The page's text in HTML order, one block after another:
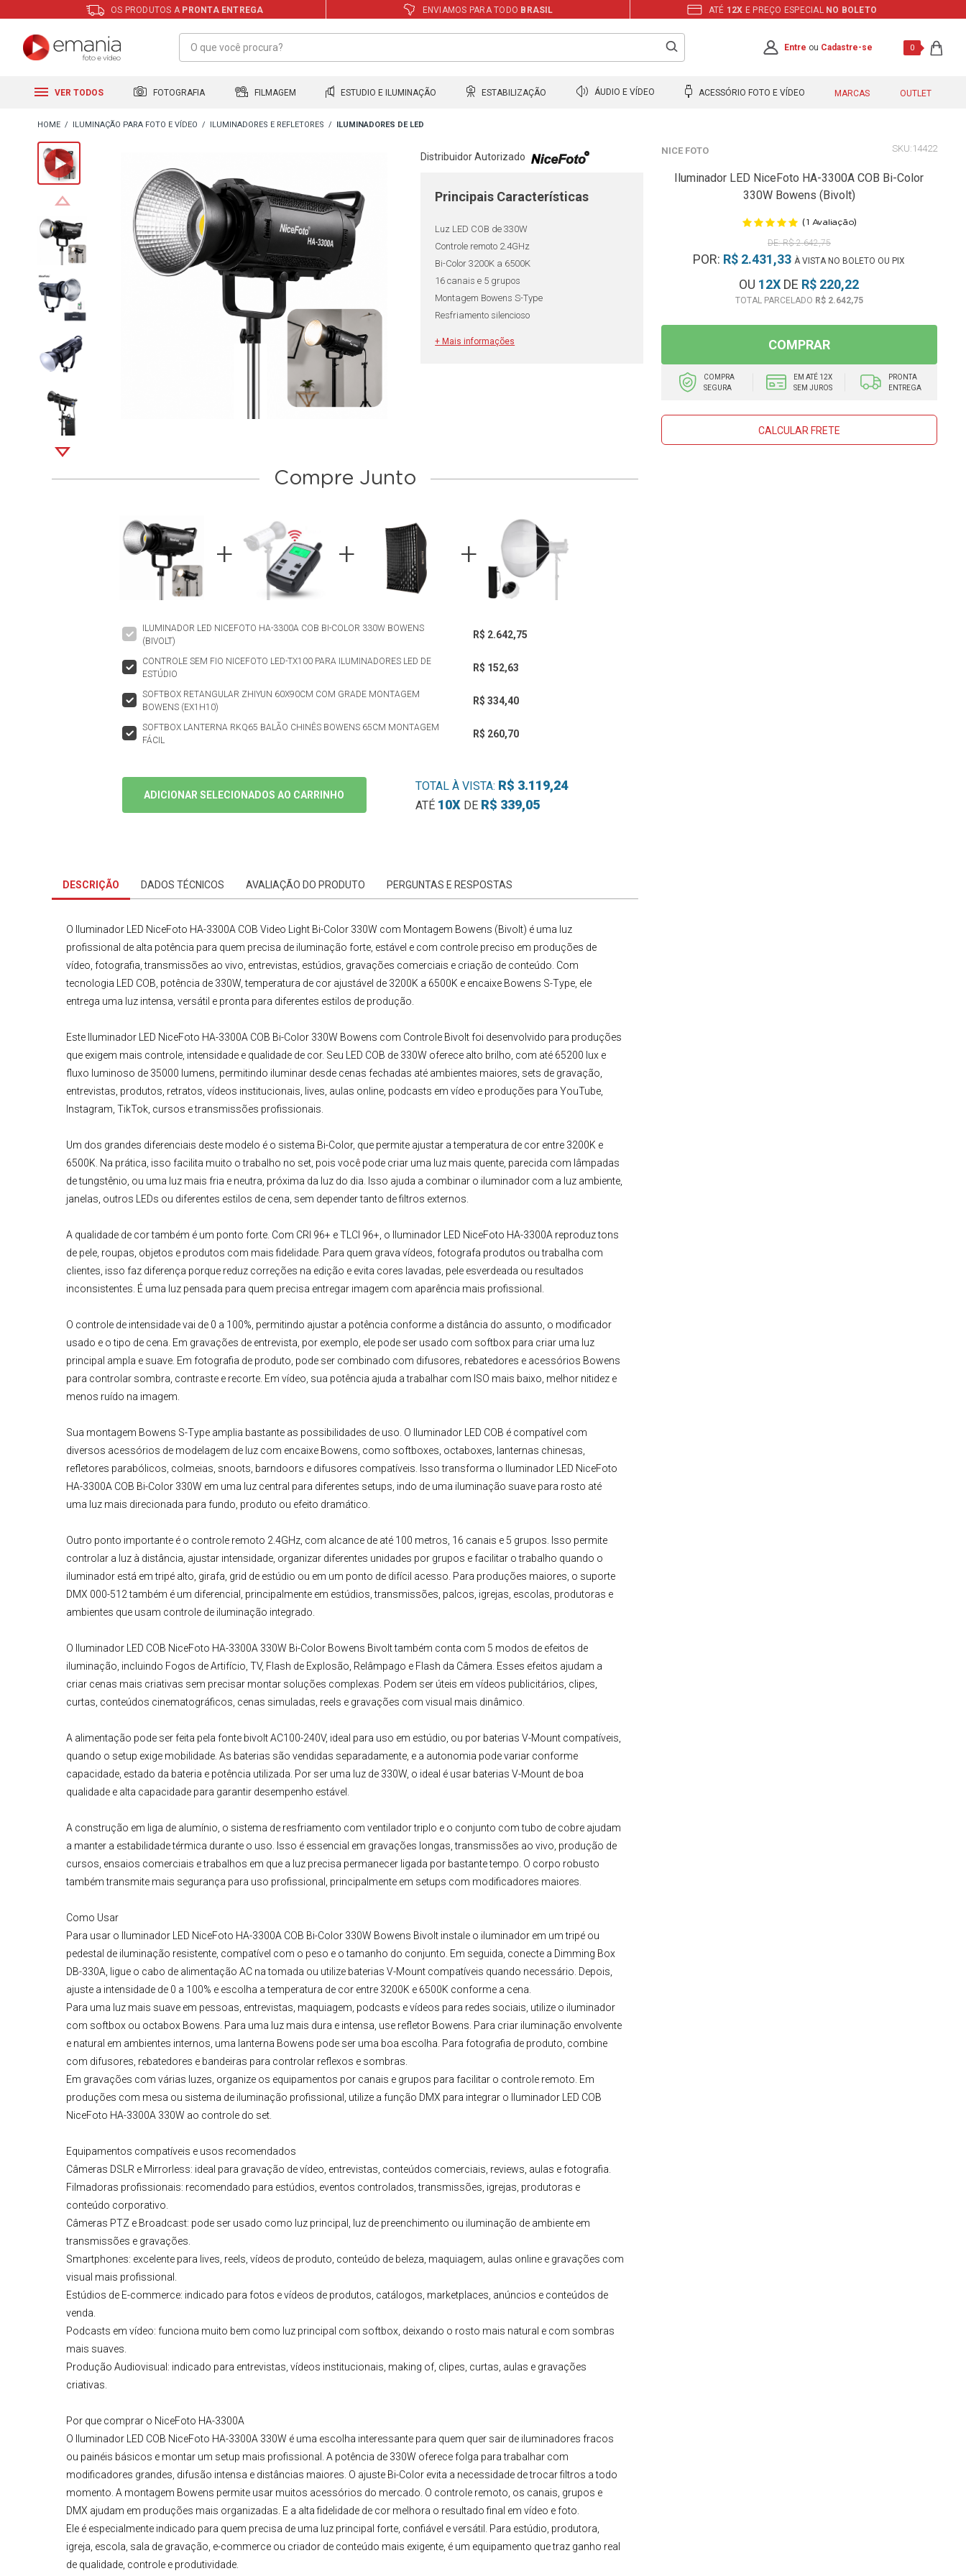
OS PRODUTOS A PRONTA ENTREGA ENVIAMOS PARA TODO BRASIL ATÉ 12X E PREÇO ESPECIAL NO BOLETO
Entre ou Cadastre-se 0
VER TODOS FOTOGRAFIA FILMAGEM ESTUDIO E ILUMINAÇÃO ESTABILIZAÇÃO ÁUDIO E VÍDEO ACESSÓRIO FOTO E VÍDEO MARCAS OUTLET
ILUMINAÇÃO PARA FOTO E VÍDEO ILUMINADORES E REFLETORES ILUMINADORES DE LED
Distribuidor Autorizado
Principais Características
Luz LED COB de 330W
Controle remoto 2.4GHz
Bi-Color 3200K a 6500K
16 canais e 5 grupos
Montagem Bowens S-Type
Resfriamento silencioso
+ Mais informações
NICE FOTO 14422
Iluminador LED NiceFoto HA-3300A COB Bi-Color
330W Bowens (Bivolt)
(1 Avaliação)
R$ 2.642,75
POR: R$ 2.431,33 À VISTA NO BOLETO OU PIX
OU 12X DE R$ 220,22
R$ 2.642,75
COMPRAR
COMPRA
SEGURA
EM ATÉ 12X
SEM JUROS
PRONTA
ENTREGA
CALCULAR FRETE
Compre Junto
ILUMINADOR LED NICEFOTO HA-3300A COB BI-COLOR 330W BOWENS
(BIVOLT)
R$ 2.642,75
CONTROLE SEM FIO NICEFOTO LED-TX100 PARA ILUMINADORES LED DE
ESTÚDIO
R$ 152,63
SOFTBOX RETANGULAR ZHIYUN 60X90CM COM GRADE MONTAGEM
BOWENS (EX1H10)
R$ 334,40
SOFTBOX LANTERNA RKQ65 BALÃO CHINÊS BOWENS 65CM MONTAGEM
FÁCIL
R$ 260,70
ADICIONAR SELECIONADOS AO CARRINHO
TOTAL À VISTA: R$ 3.119,24
ATÉ 10X DE R$ 339,05
DESCRIÇÃO DADOS TÉCNICOS AVALIAÇÃO DO PRODUTO PERGUNTAS E RESPOSTAS
O Iluminador LED NiceFoto HA-3300A COB Video Light Bi-Color 330W com Montagem Bowens (Bivolt) é uma luz
profissional de alta potência para quem precisa de iluminação forte, estável e com controle preciso em produções de
vídeo, fotografia, transmissões ao vivo, entrevistas, estúdios, gravações comerciais e criação de conteúdo. Com
tecnologia LED COB, potência de 330W, temperatura de cor ajustável de 3200K a 6500K e encaixe Bowens S-Type, ele
entrega uma luz intensa, versátil e pronta para diferentes estilos de produção.
Este Iluminador LED NiceFoto HA-3300A COB Bi-Color 330W Bowens com Controle Bivoltfoi desenvolvido para produções
que exigem mais controle, intensidade e qualidade de cor. Seu LED COB de 330W oferece alto brilho, com até 65200 lux e
fluxo luminoso de 35000 lumens, permitindo iluminar desde cenas fechadas até ambientes maiores, sets de gravação,
entrevistas, produtos, retratos, vídeos institucionais, lives, aulas online, podcasts em vídeo e produções para YouTube,
Instagram, TikTok, cursos e transmissões profissionais.
Um dos grandes diferenciais deste modelo é o sistema Bi-Color, que permite ajustar a temperatura de cor entre 3200K e
6500K. Na prática, isso facilita muito o trabalho no set, pois você pode criar uma luz mais quente, parecida com lâmpadas
de tungstênio, ou uma luz mais fria e neutra, próxima da luz do dia. Isso ajuda a combinar o iluminador com a luz ambiente,
janelas, outros LEDs ou diferentes estilos de cena, sem depender tanto de filtros externos.
A qualidade de cor também é um ponto forte. Com CRI 96+ e TLCI 96+, o Iluminador LED NiceFoto HA-3300A reproduz tons
de pele, roupas, objetos e produtos com mais fidelidade. Para quem grava vídeos, fotografa produtos ou trabalha com
clientes, isso faz diferença porque reduz correções na edição e evita cores lavadas, pele esverdeada ou resultados
inconsistentes. É uma luz pensada para quem precisa entregar imagem com aparência mais profissional.
O controle de intensidade vai de 0 a 100%, permitindo ajustar a potência conforme a distância do assunto, o modificador
usado e o tipo de cena. Em gravações de entrevista, por exemplo, ele pode ser usado com softbox para criar uma luz
principal ampla e suave. Em fotografia de produto, pode ser combinado com difusores, rebatedores e acessórios Bowens
para controlar sombra, contraste e recorte. Em vídeo, sua potência ajuda a trabalhar com ISO mais baixo, melhor nitidez e
menos ruído na imagem.
Sua montagem Bowens S-Type amplia bastante as possibilidades de uso. O Iluminador LED COB é compatível com
diversos acessórios de modelagem de luz com encaixe Bowens, como softboxes, octaboxes, lanternas chinesas,
refletores parabólicos, colmeias, snoots, barndoors e difusores compatíveis. Isso transforma o Iluminador LED NiceFoto
HA-3300A COB Bi-Color 330W em uma luz central para diferentes setups, indo de uma iluminação suave para rosto até
uma luz mais direcionada para fundo, produto ou efeito dramático.
Outro ponto importante é o controle remoto 2.4GHz, com alcance de até 100 metros, 16 canais e 5 grupos. Isso permite
controlar a luz à distância, ajustar intensidade, organizar diferentes unidades por grupos e facilitar o trabalho quando o
iluminador está em tripé alto, girafa, grid de estúdio ou em um ponto de difícil acesso. Para produções maiores, o suporte
DMX 000-512 também é um diferencial, principalmente em estúdios, transmissões, palcos, igrejas, escolas, produtoras e
ambientes que usam controle de iluminação integrado.
O Iluminador LED COB NiceFoto HA-3300A 330W Bi-Color Bowens Bivolttambém conta com 5 modos de efeitos de
iluminação, incluindo Fogos de Artifício, TV, Flash de Explosão, Relâmpago e Flash da Câmera. Esses efeitos ajudam a
criar cenas mais criativas sem precisar montar soluções complexas. Podem ser úteis em vídeos publicitários, clipes,
curtas, conteúdos cinematográficos, cenas simuladas, reels e gravações com visual mais dinâmico.
A alimentação pode ser feita pela fonte bivolt AC100-240V, ideal para uso em estúdio, ou por baterias V-Mount compatíveis,
quando o setup exige mobilidade. As baterias são vendidas separadamente, e a autonomia pode variar conforme
capacidade, estado da bateria e potência utilizada. Por ser uma luz de 330W, o ideal é usar baterias V-Mount de boa
qualidade e alta capacidade para garantir desempenho estável.
A construção em liga de alumínio, o sistema de resfriamento com ventilador triplo e o conjunto com tubo de cobre ajudam
a manter a estabilidade térmica durante o uso. Isso é essencial em gravações longas, transmissões ao vivo, produção de
cursos, ensaios comerciais e trabalhos em que a luz precisa permanecer ligada por bastante tempo. O corpo robusto
também transmite mais segurança para uso profissional, principalmente em setups com modificadores maiores.
Como Usar
Para usar o Iluminador LED NiceFoto HA-3300A COB Bi-Color 330W Bowens Bivolt instale o iluminador em um tripé ou
pedestal de iluminação resistente, compatível com o peso e o tamanho do conjunto. Em seguida, conecte a Dimming Box
DB-330A, ligue o cabo de alimentação AC na tomada ou utilize baterias V-Mount compatíveis quando necessário. Depois,
ajuste a intensidade de 0 a 100% e escolha a temperatura de cor entre 3200K e 6500K conforme a cena.
Para uma luz mais suave em pessoas, entrevistas, maquiagem, podcasts e vídeos para redes sociais, utilize o iluminador
com softbox ou octabox Bowens. Para uma luz mais dura e intensa, use refletor Bowens. Para criar iluminação envolvente
e natural em ambientes internos, uma lanterna Bowens pode ser uma boa escolha. Para fotografia de produto, combine
com difusores, rebatedores e bandeiras para controlar reflexos e sombras.
Em gravações com várias luzes, organize os equipamentos por canais e grupos para facilitar o controle remoto. Em
produções com mesa ou sistema de iluminação profissional, utilize a função DMX para integrar o I
luminador LED COB
NiceFoto HA-3300A 330W ao controle do set.
Equipamentos compatíveis e usos recomendados
Câmeras DSLR e Mirrorless: ideal para gravação de vídeo, entrevistas, conteúdos comerciais, reviews, aulas e fotografia.
Filmadoras profissionais: recomendado para estúdios, eventos controlados, transmissões, igrejas, produtoras e
conteúdo corporativo.
Câmeras PTZ e Broadcast: pode ser usado como luz principal, luz de preenchimento ou iluminação de ambiente em
transmissões e gravações.
Smartphones: excelente para lives, reels, vídeos de produto, conteúdo de beleza, maquiagem, aulas online e gravações com
visual mais profissional.
Estúdios de E-commerce: indicado para fotos e vídeos de produtos, catálogos, marketplaces, anúncios e conteúdos de
venda.
Podcasts em vídeo: funciona muito bem como luz principal com softbox, deixando o rosto mais natural e com sombras
mais suaves.
Produção Audiovisual: indicado para entrevistas, vídeos institucionais, making of, clipes, curtas, aulas e gravações
criativas.
Por que comprar o NiceFoto HA-3300A
O
Iluminador LED COB NiceFoto HA-3300A 330W é uma escolha interessante para quem quer sair de iluminadores fracos
ou painéis básicos e montar um setup mais profissional. A potência de 330W oferece folga para trabalhar com
modificadores grandes, difusão intensa e distâncias maiores. O ajuste Bi-Color evita a necessidade de trocar filtros a todo
momento. A montagem Bowens permite usar muitos acessórios do mercado. O controle remoto, os canais, grupos e
DMX ajudam em produções mais organizadas. E a alta fidelidade de cor melhora o resultado final em vídeo e foto.
Ele é especialmente indicado para quem precisa de uma luz principal forte, confiável e versátil. Para estúdio, produtora
igreja, escola, sala de gravação, e-commerce ou criador de conteúdo mais exigente, é um equipamento que traz ganho real
de qualidade, controle e produtividade.